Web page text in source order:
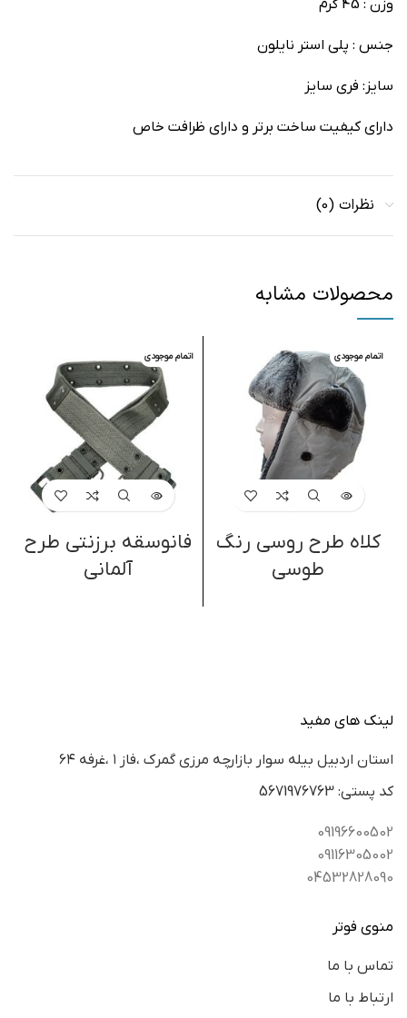
وزن : 45 گرم
جنس : پلی استر نایلون
سایز: فری سایز
دارای کیفیت ساخت برتر و دارای ظرافت خاص
نظرات (0)
محصولات مشابه
اتمام موجودی
کلاه طرح روسی رنگ
طوسی
اتمام موجودی
فانوسقه برزنتی طرح
آلمانی
لینک های مفید
استان اردبيل بيله سوار بازارچه مرزي گمرك ،فاز ١ ،غرفه ٦٤
كد پستي: 5671976763
09196600502
09116305002
04532828090
منوی فوتر
تماس با ما
ارتباط با ما